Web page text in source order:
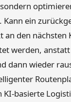
ein
an den nächsten
werden,
dann wieder
basierte